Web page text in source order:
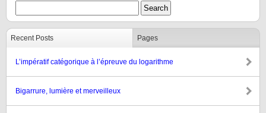
Recent Posts Pages
L’impératif catégorique à l’épreuve du logarithme
Bigarrure, lumière et merveilleux